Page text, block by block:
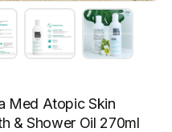
Med Atopic Skin
& Shower Oil 270ml